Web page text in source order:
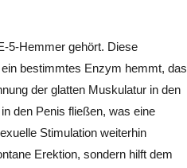
5-Hemmer gehört. Diese
bestimmtes Enzym hemmt, das
der glatten Muskulatur in den
den Penis fließen, was eine
Stimulation weiterhin
Erektion, sondern hilft dem